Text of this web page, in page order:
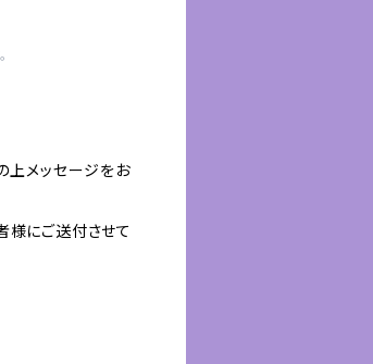
上メッセージをお
様にご送付させて